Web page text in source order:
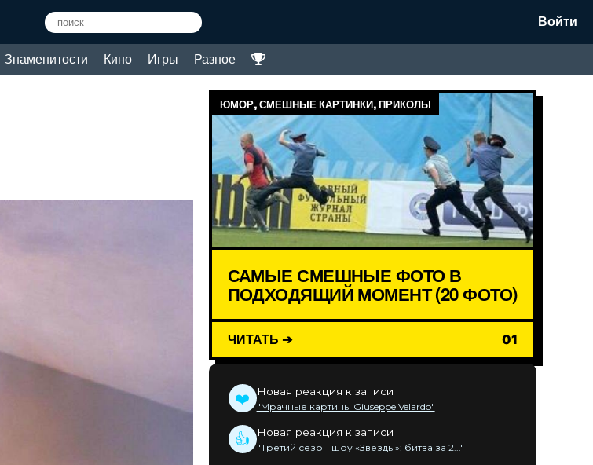
Войти
Знаменитости Кино Игры Разное
ЮМОР, СМЕШНЫЕ КАРТИНКИ, ПРИКОЛЫ
САМЫЕ СМЕШНЫЕ ФОТО В
ПОДХОДЯЩИЙ МОМЕНТ (20 ФОТО)
ЧИТАТЬ ➔ 01
❤️ Новая реакция к записи
"Мрачные картины Giuseppe Velardo"
👍 Новая реакция к записи
"Третий сезон шоу «Звезды»: битва за 2..."